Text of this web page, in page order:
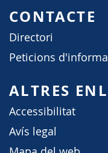
CONTACTE
Directori
Peticions
ALTRES
Accessibilitat
Avís legal